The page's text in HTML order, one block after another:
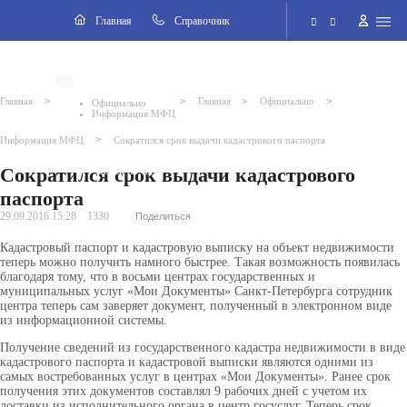
Главная Cправочник
Версия для слабовидящих
Поиск по сайту
Главная >
Официально
Информация МФЦ
> Главная > Официально >
Информация МФЦ > Сократился срок выдачи кадастрового паспорта
Сократился срок выдачи кадастрового
паспорта
29.09.2016 15:28 1330 Поделиться
Кадастровый паспорт и кадастровую выписку на объект недвижимости
теперь можно получить намного быстрее. Такая возможность появилась
благодаря тому, что в восьми центрах государственных и
муниципальных услуг «Мои Документы» Санкт-Петербурга сотрудник
центра теперь сам заверяет документ, полученный в электронном виде
из информационной системы.
Получение сведений из государственного кадастра недвижимости в виде
кадастрового паспорта и кадастровой выписки являются одними из
самых востребованных услуг в центрах «Мои Документы». Ранее срок
получения этих документов составлял 9 рабочих дней с учетом их